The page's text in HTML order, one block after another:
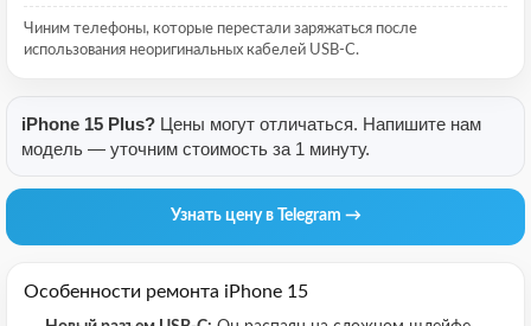
Чиним телефоны, которые перестали заряжаться после
использования неоригинальных кабелей USB-C.
iPhone 15 Plus? Цены могут отличаться. Напишите нам
модель — уточним стоимость за 1 минуту.
Узнать цену в Telegram →
Особенности ремонта iPhone 15